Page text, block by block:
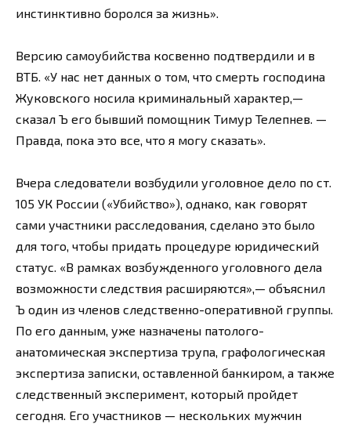
инстинктивно боролся за жизнь».
Версию самоубийства косвенно подтвердили и в
ВТБ. «У нас нет данных о том, что смерть господина
Жуковского носила криминальный характер,—
сказал Ъ его бывший помощник Тимур Телепнев. —
Правда, пока это все, что я могу сказать».
Вчера следователи возбудили уголовное дело по ст.
105 УК России («Убийство»), однако, как говорят
сами участники расследования, сделано это было
для того, чтобы придать процедуре юридический
статус. «В рамках возбужденного уголовного дела
возможности следствия расширяются»,— объяснил
Ъ один из членов следственно-оперативной группы.
По его данным, уже назначены патолого-
анатомическая экспертиза трупа, графологическая
экспертиза записки, оставленной банкиром, а также
следственный эксперимент, который пройдет
сегодня. Его участников — нескольких мужчин